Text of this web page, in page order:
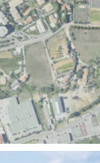
Territoires